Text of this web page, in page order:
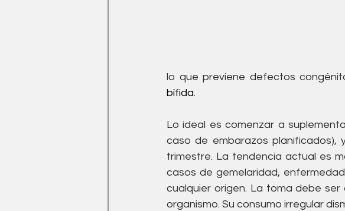
bífida.
Lo ideal es comenzar a
caso de embarazos planificados),
trimestre. La tendencia actual es
casos de gemelaridad,
cualquier origen. La toma debe ser
organismo. Su consumo irregular